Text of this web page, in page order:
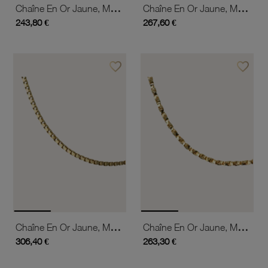
Chaîne En Or Jaune, Maille Forçat Diamantée
243,80 €
Chaîne En Or Jaune, Maille Torsadée Dentelée
267,60 €
favorite_borderAjouter à vos favoris
Chaîne En Or Jaune, Maille Vénitienne Diamantée
306,40 €
favorite_borderAjouter
Chaîne En Or Jaune, Maille Vénitienne Diamantée Et Torsadée
263,30 €